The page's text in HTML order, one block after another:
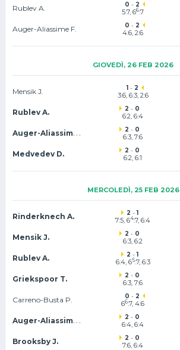
Rublev A. 0 - 2
5:7, 66:7
Auger-Aliassime F. 0 - 2
4:6, 2:6
GIOVEDÌ, 26 FEB 2026
Mensik J. 1- 2
3:6, 6:3, 2:6
Rublev A. 2 - 0
6:2, 6:4
Auger-Aliassime F. 2 - 0
6:3, 7:6
Medvedev D. 2 - 0
6:2, 6:1
MERCOLEDÌ, 25 FEB 2026
Rinderknech A. 2 -1
7:5, 64:7, 6:4
Mensik J. 2 - 0
6:3, 6:2
Rublev A. 2 -1
6:4, 65:7, 6:3
Griekspoor T. 2 - 0
6:3, 7:6
Carreno-Busta P. 0 - 2
66:7, 4:6
Auger-Aliassime F. 2 - 0
6:4, 6:4
Brooksby J. 2 - 0
7:6, 6:4